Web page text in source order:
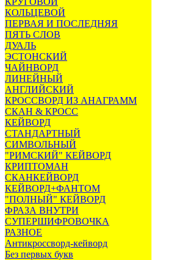
КОЛЬЦЕВОЙ
ПЕРВАЯ И ПОСЛЕДНЯЯ
ПЯТЬ СЛОВ
ДУАЛЬ
ЭСТОНСКИЙ
ЧАЙНВОРД
ЛИНЕЙНЫЙ
АНГЛИЙСКИЙ
КРОССВОРД ИЗ АНАГРАММ
СКАН & КРОСС
КЕЙВОРД
СТАНДАРТНЫЙ
СИМВОЛЬНЫЙ
"РИМСКИЙ" КЕЙВОРД
КРИПТОМАН
СКАНКЕЙВОРД
КЕЙВОРД+ФАНТОМ
"ПОЛНЫЙ" КЕЙВОРД
ФРАЗА ВНУТРИ
СУПЕРШИФРОВОЧКА
РАЗНОЕ
Антикроссворд-кейворд
Без первых букв